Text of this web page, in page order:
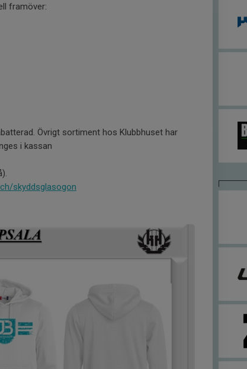
framöver:
Övrigt sortiment hos Klubbhuset har
i kassan
skyddsglasogon